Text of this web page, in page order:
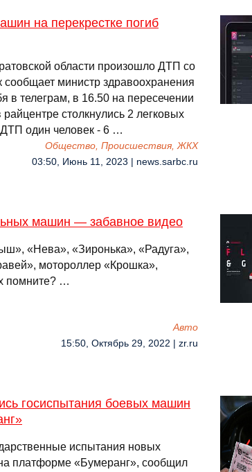
на перекрестке погиб
области произошло ДТП со
министр здравоохранения
в телеграм, в 16.50 на пересечении
столкнулись 2 легковых
один человек - 6 …
Общество, Происшествия, ЖКХ
03:50, Июнь 11, 2023 | news.sarbc.ru
машин — забавное видео
«Нева», «Зиронька», «Радуга»,
мотороллер «Крошка»,
помните? …
Авто
15:50, Октябрь 29, 2022 | zr.ru
госиспытания боевых машин
испытания новых
платформе «Бумеранг», сообщил